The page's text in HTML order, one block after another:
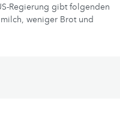
Regierung gibt folgenden
weniger Brot und